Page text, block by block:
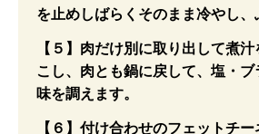
を止めしばらくそのまま冷やし、
【５】肉だけ別に取り出して煮
こし、肉とも鍋に戻して、塩・
味を調えます。
【６】付け合わせのフェットチ